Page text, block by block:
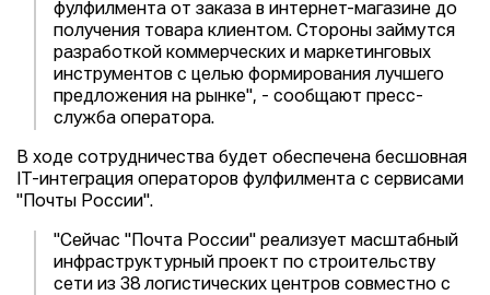
фулфилмента от заказа в интернет-магазине до
получения товара клиентом. Стороны займутся
разработкой коммерческих и маркетинговых
инструментов с целью формирования лучшего
предложения на рынке", - сообщают пресс-
служба оператора.
В ходе сотрудничества будет обеспечена бесшовная
IT-интеграция операторов фулфилмента с сервисами
"Почты России".
"Сейчас "Почта России" реализует масштабный
инфраструктурный проект по строительству
сети из 38 логистических центров совместно с